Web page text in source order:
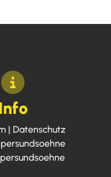
Info
| Datenschutz